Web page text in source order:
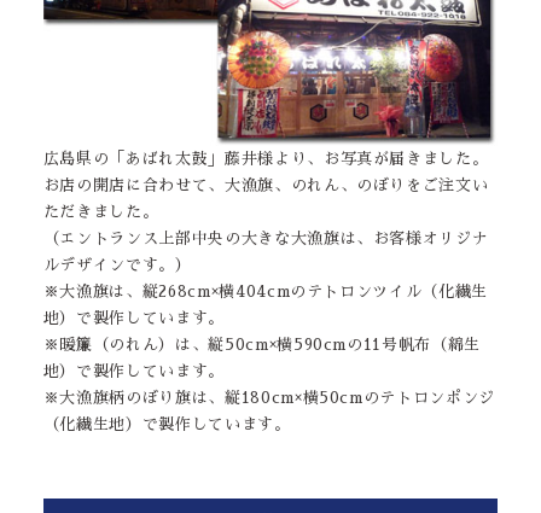
広島県の「あばれ太鼓」藤井様より、お写真が届きました。
お店の開店に合わせて、大漁旗、のれん、のぼりをご注文い
ただきました。
（エントランス上部中央の大きな大漁旗は、お客様オリジナ
ルデザインです。）
※大漁旗は、縦268cm×横404cmのテトロンツイル（化繊生
地）で製作しています。
※暖簾（のれん）は、縦50cm×横590cmの11号帆布（綿生
地）で製作しています。
※大漁旗柄のぼり旗は、縦180cm×横50cmのテトロンポンジ
（化繊生地）で製作しています。